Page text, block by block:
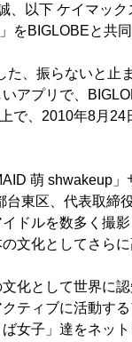
、以下 ケイマッ
をBIGLOBEと共
、振らないと止
アプリで、
で、2010年8月24
萌 shwakeup
東区、代表取締
ドルを数多く撮
文化としてさら
化として世界に
ティブに活動す
女子」達をネッ